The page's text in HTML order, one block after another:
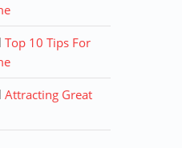
Top 10 Tips For
Attracting Great